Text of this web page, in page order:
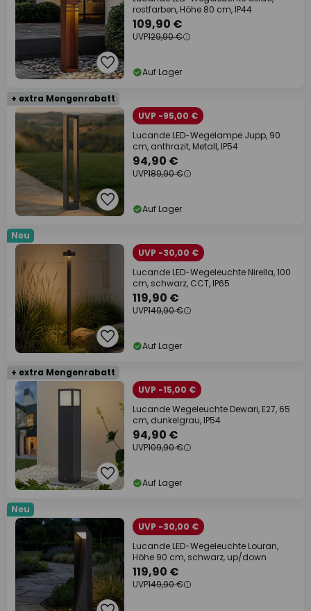
rostfarben, Höhe 80 cm, IP44
109,90 €
UVP129,90 €
Auf Lager
+ extra Mengenrabatt
UVP -95,00 €
Lucande LED-Wegelampe Jupp, 90
cm, anthrazit, Metall, IP54
94,90 €
UVP189,90 €
Auf Lager
Neu
UVP -30,00 €
Lucande LED-Wegeleuchte Nirella, 100
cm, schwarz, CCT, IP65
119,90 €
UVP149,90 €
Auf Lager
+ extra Mengenrabatt
UVP -15,00 €
Lucande Wegeleuchte Dewari, E27, 65
cm, dunkelgrau, IP54
94,90 €
UVP109,90 €
Auf Lager
Neu
UVP -30,00 €
Lucande LED-Wegeleuchte Louran,
Höhe 90 cm, schwarz, up/down
119,90 €
UVP149,90 €